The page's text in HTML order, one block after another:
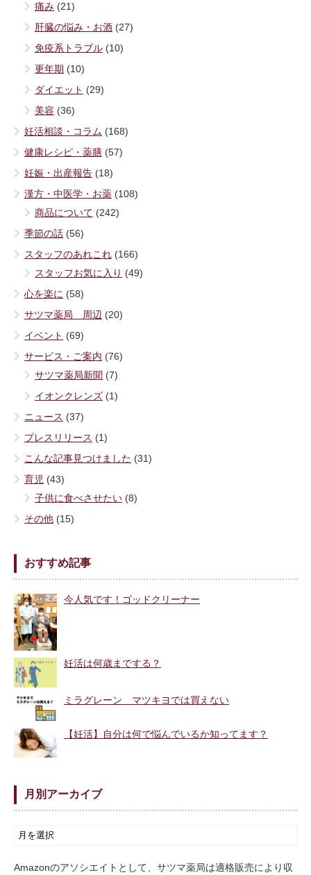
痛み (21)
肝臓の悩み・お酒 (27)
免疫系トラブル (10)
更年期 (10)
ダイエット (29)
美容 (36)
妊活相談・コラム (168)
健康レシピ・薬膳 (57)
妊娠・出産報告 (18)
漢方・中医学・お薬 (108)
商品について (242)
季節の話 (56)
スタッフのあれこれ (166)
スタッフお気に入り (49)
心を楽に (58)
サツマ薬局 周辺 (20)
イベント (69)
サービス・ご案内 (76)
サツマ薬局新聞 (7)
イオンクレンズ (1)
ニュース (37)
プレスリリース (1)
こんな記事見つけました (31)
育児 (43)
子供に食べさせたい (8)
その他 (15)
おすすめ記事
今人気です！ゴッドクリーナー
妊活は何歳までする？
ミラグレーン マツキヨでは買えない
【妊活】自分は何で悩んでいるか知ってます？
月別アーカイブ
Amazonのアソシエイトとして、サツマ薬局は適格販売により収